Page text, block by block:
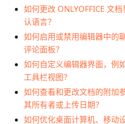
如何更改 ONLYOFFICE 文
认语言？
如何启用或禁用编辑器中的
评论面板？
如何自定义编辑器界面，例
工具栏视图？
如何查看和更改文档的附加
其所有者或上传日期？
如何优化桌面计算机、移动